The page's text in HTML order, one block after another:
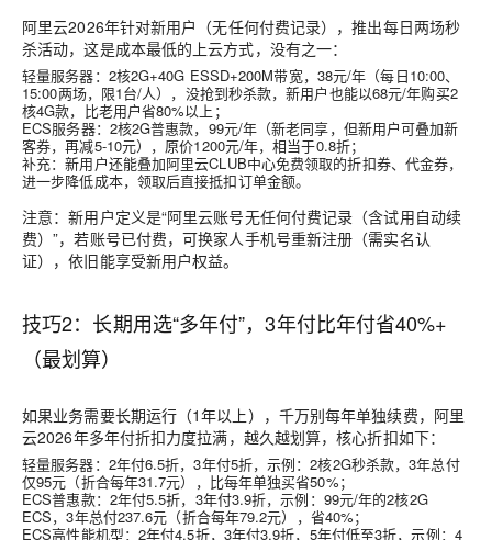
阿里云2026年针对新用户（无任何付费记录），推出每日两场秒
杀活动，这是成本最低的上云方式，没有之一：
轻量服务器：2核2G+40G ESSD+200M带宽，38元/年（每日10:00、
15:00两场，限1台/人），没抢到秒杀款，新用户也能以68元/年购买2
核4G款，比老用户省80%以上；
ECS服务器：2核2G普惠款，99元/年（新老同享，但新用户可叠加新
客券，再减5-10元），原价1200元/年，相当于0.8折；
补充：新用户还能叠加阿里云CLUB中心免费领取的折扣券、代金券，
进一步降低成本，领取后直接抵扣订单金额。
注意：新用户定义是“阿里云账号无任何付费记录（含试用自动续
费）”，若账号已付费，可换家人手机号重新注册（需实名认
证），依旧能享受新用户权益。
技巧2：长期用选“多年付”，3年付比年付省40%+
（最划算）
如果业务需要长期运行（1年以上），千万别每年单独续费，阿里
云2026年多年付折扣力度拉满，越久越划算，核心折扣如下：
轻量服务器：2年付6.5折，3年付5折，示例：2核2G秒杀款，3年总付
仅95元（折合每年31.7元），比每年单独买省50%；
ECS普惠款：2年付5.5折，3年付3.9折，示例：99元/年的2核2G
ECS，3年总付237.6元（折合每年79.2元），省40%；
ECS高性能机型：2年付4.5折，3年付3.9折，5年付低至3折，示例：4